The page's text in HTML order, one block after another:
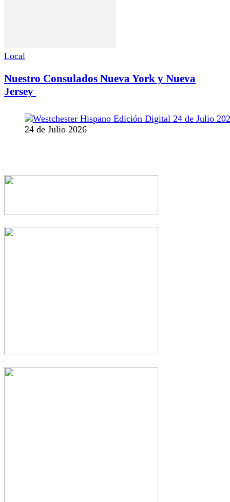
Local
Nuestro Consulados Nueva York y Nueva
Jersey
24 de Julio 2026